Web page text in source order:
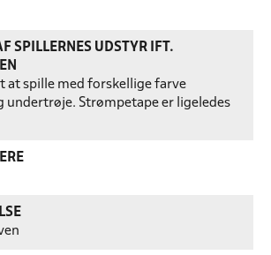
SPILLERNES UDSTYR IFT.
at spille med forskellige farve
undertrøje. Strømpetape er ligeledes